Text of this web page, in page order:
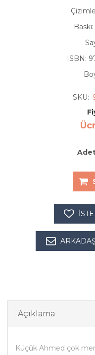
ISBN:
SKU:
Açıklama
Küçük Ahmed çok